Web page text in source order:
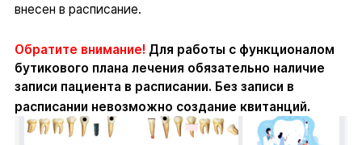
внесен в расписание.
Обратите внимание! Для работы с функционалом
бутикового плана лечения обязательно наличие
записи пациента в расписании. Без записи в
расписании невозможно создание квитанций.